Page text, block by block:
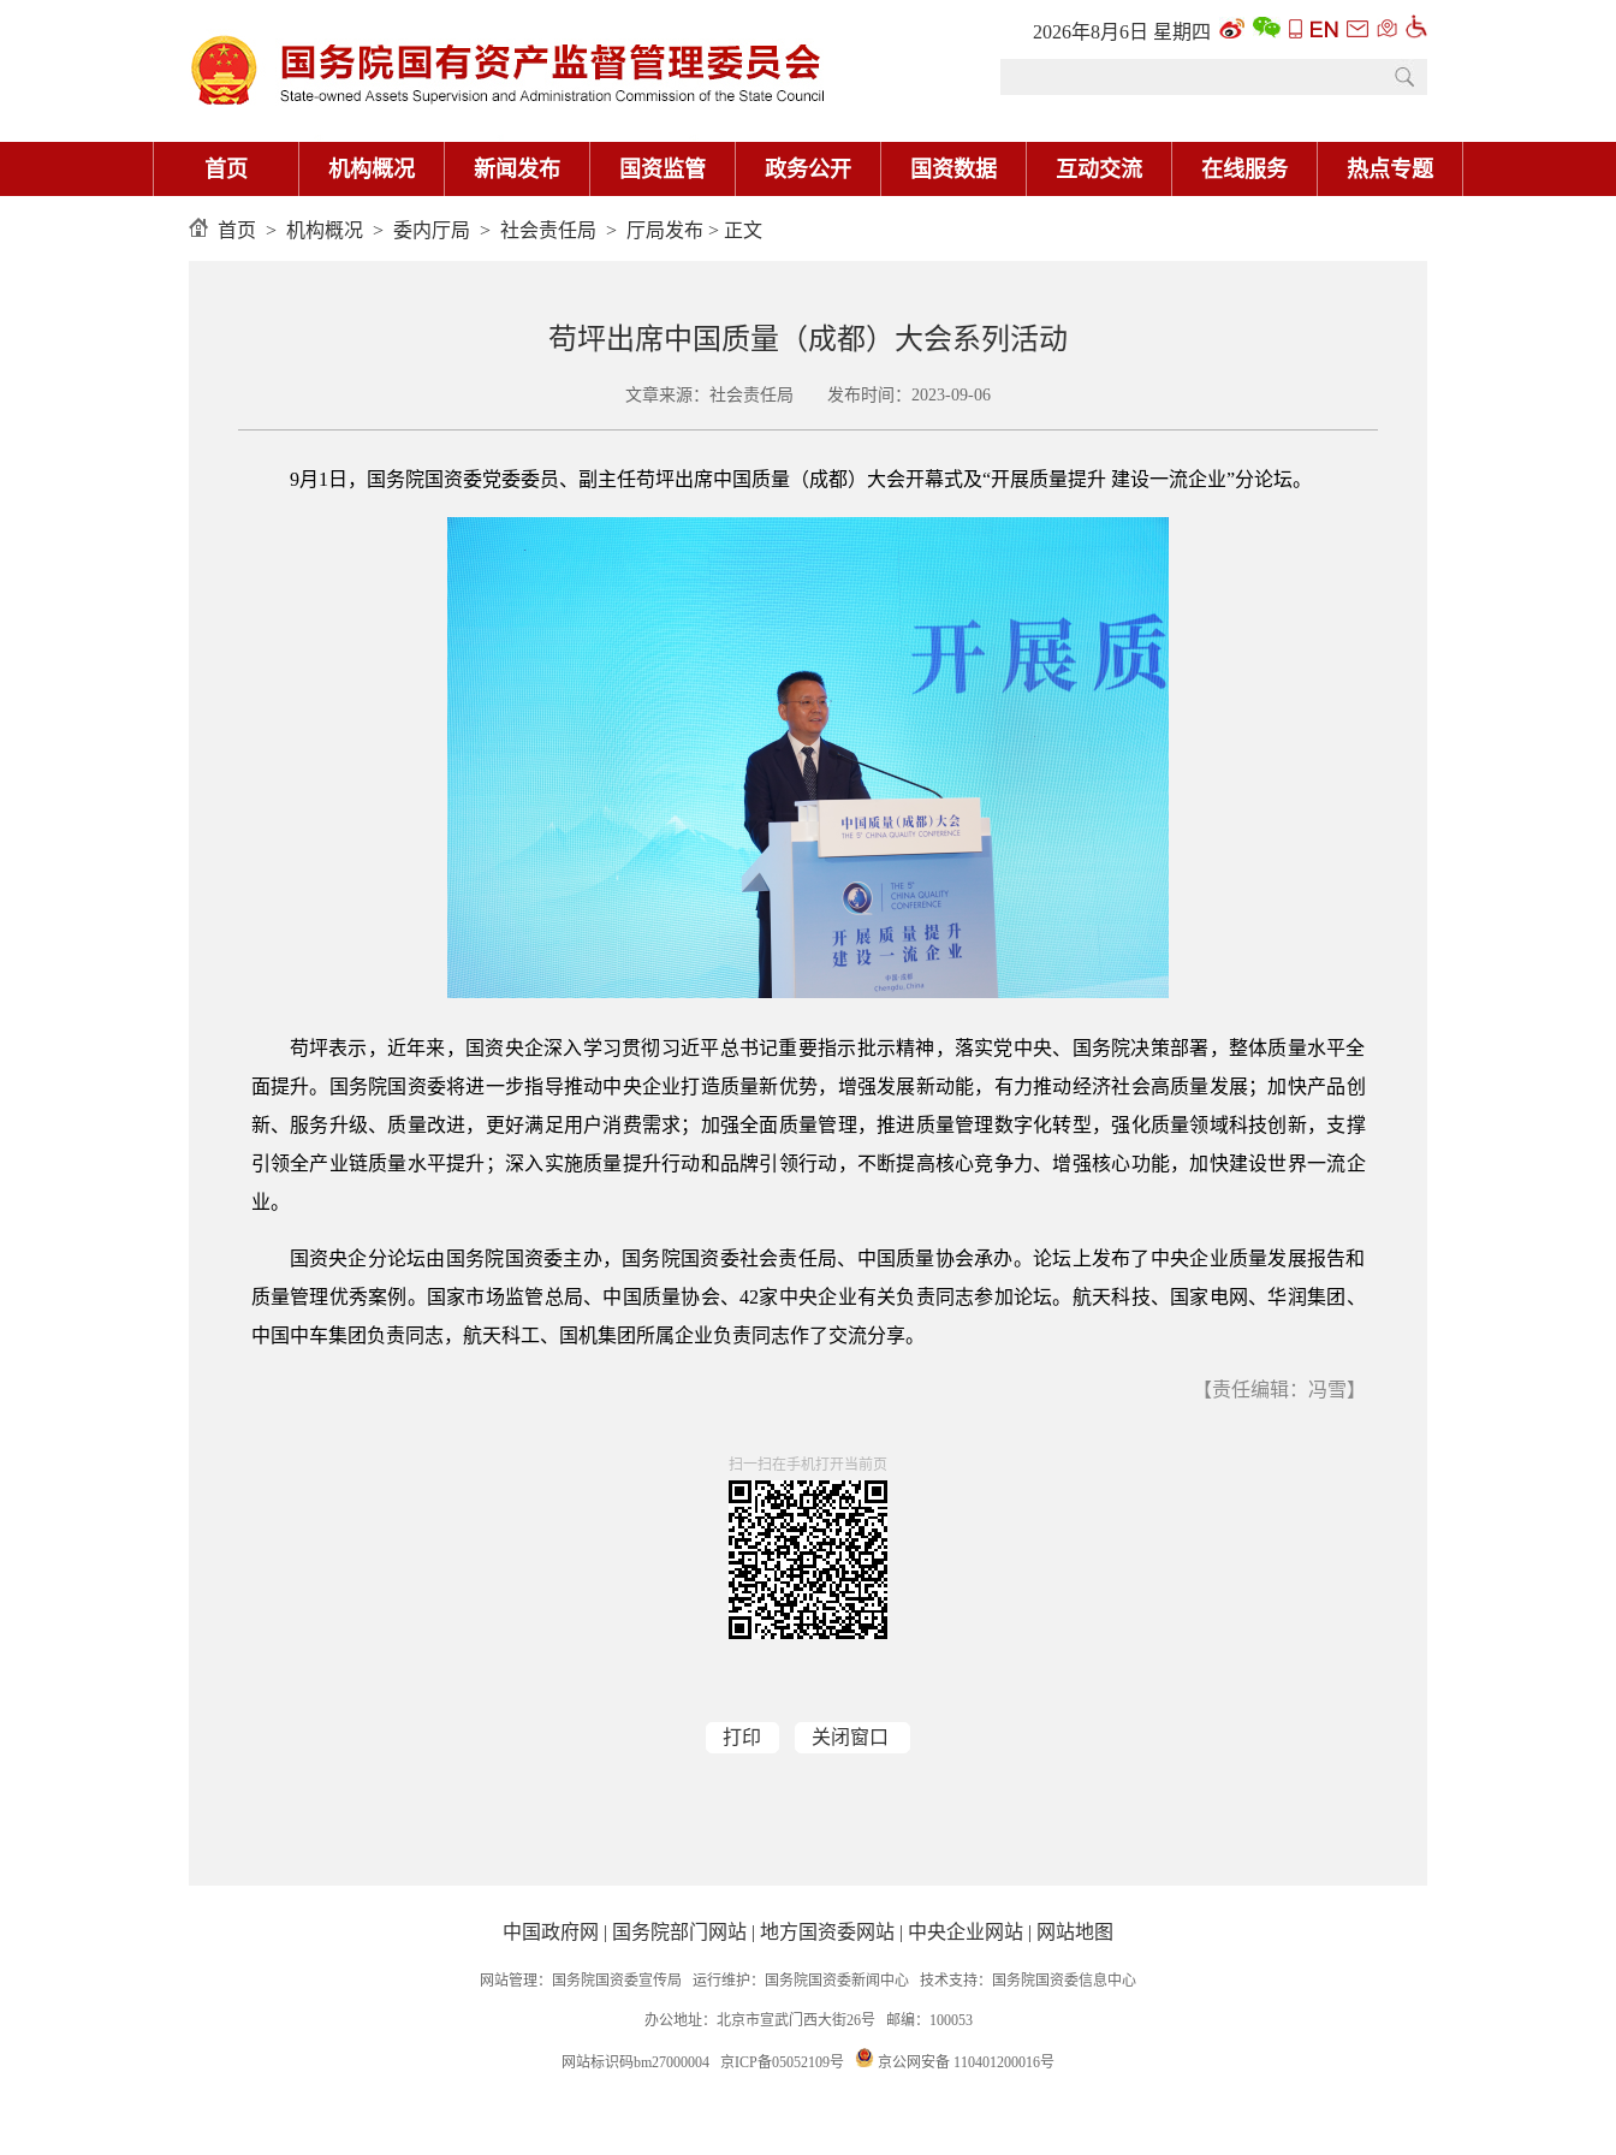
2026年8月6日 星期四
首页 机构概况 新闻发布 国资监管 政务公开 国资数据 互动交流 在线服务 热点专题
首页 > 机构概况 > 委内厅局 > 社会责任局 > 厅局发布 > 正文
苟坪出席中国质量（成都）大会系列活动
文章来源：社会责任局 发布时间：2023-09-06
9月1日，国务院国资委党委委员、副主任苟坪出席中国质量（成都）大会开幕式及“开展质量提升 建设一流企业”分论坛。
苟坪表示，近年来，国资央企深入学习贯彻习近平总书记重要指示批示精神，落实党中央、国务院决策部署，整体质量水平全
面提升。国务院国资委将进一步指导推动中央企业打造质量新优势，增强发展新动能，有力推动经济社会高质量发展；加快产品创
新、服务升级、质量改进，更好满足用户消费需求；加强全面质量管理，推进质量管理数字化转型，强化质量领域科技创新，支撑
引领全产业链质量水平提升；深入实施质量提升行动和品牌引领行动，不断提高核心竞争力、增强核心功能，加快建设世界一流企
业。
国资央企分论坛由国务院国资委主办，国务院国资委社会责任局、中国质量协会承办。论坛上发布了中央企业质量发展报告和
质量管理优秀案例。国家市场监管总局、中国质量协会、42家中央企业有关负责同志参加论坛。航天科技、国家电网、华润集团、
中国中车集团负责同志，航天科工、国机集团所属企业负责同志作了交流分享。
【责任编辑：冯雪】
扫一扫在手机打开当前页
打印 关闭窗口